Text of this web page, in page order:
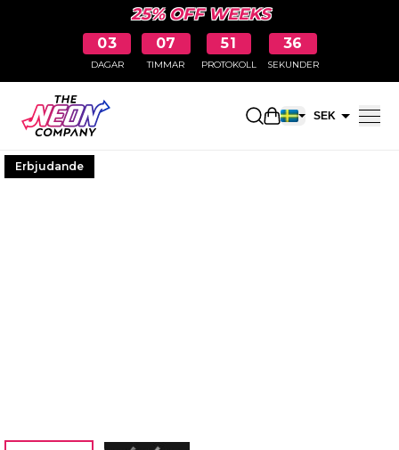
25% OFF WEEKS
03
DAGAR
07
TIMMAR
51
PROTOKOLL
35
SEKUNDER
ÖppnaSEK
Erbjudande